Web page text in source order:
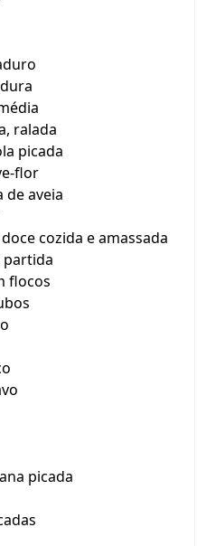
ralada
picada
flor
de aveia
cozida e amassada
partida
flocos
picada